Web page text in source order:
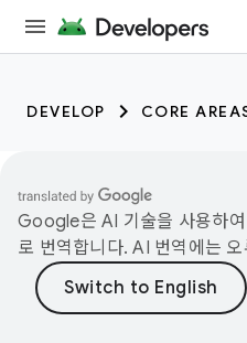
DEVELOP CORE
Google은 AI 기술을 사용하
로 번역합니다. AI 번역에는